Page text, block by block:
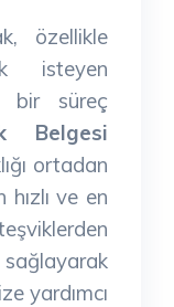
özellikle
isteyen
bir süreç
Belgesi
ortadan
hızlı ve en
yardımcı